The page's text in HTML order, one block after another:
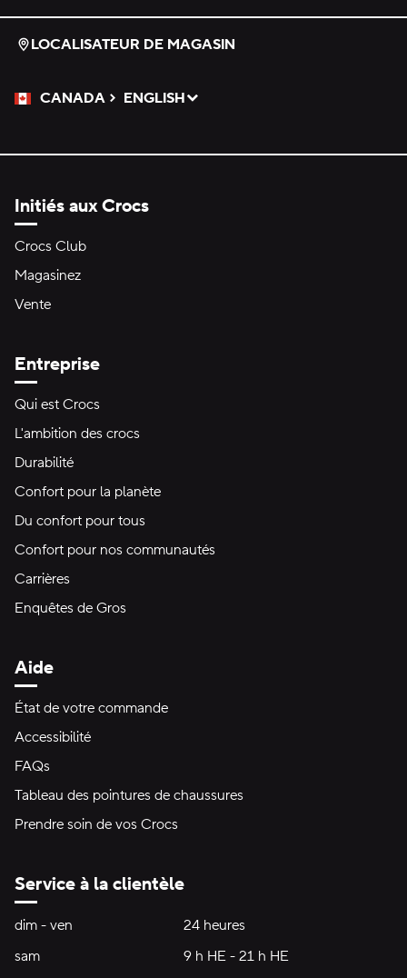
LOCALISATEUR DE MAGASIN
CANADA
Veuillez sélectionner une langue
ENGLISH
Sélectionné
Initiés aux Crocs
Crocs Club
Magasinez
Vente
Entreprise
Qui est Crocs
L'ambition des crocs
Durabilité
Confort pour la planète
Du confort pour tous
Confort pour nos communautés
Carrières
Enquêtes de Gros
Aide
État de votre commande
Accessibilité
FAQs
Tableau des pointures de chaussures
Prendre soin de vos Crocs
Service à la clientèle
Heures d'ouverture:
dim - ven dimanche à vendredi24 heures24 heures
sam
9 h HE - 21 h HE9 h HE - 21 h HE